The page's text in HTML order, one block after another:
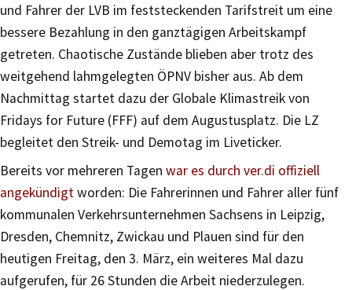
und Fahrer der LVB im feststeckenden Tarifstreit um eine
bessere Bezahlung in den ganztägigen Arbeitskampf
getreten. Chaotische Zustände blieben aber trotz des
weitgehend lahmgelegten ÖPNV bisher aus. Ab dem
Nachmittag startet dazu der Globale Klimastreik von
Fridays for Future (FFF) auf dem Augustusplatz. Die LZ
begleitet den Streik- und Demotag im Liveticker.
Bereits vor mehreren Tagen war es durch ver.di offiziell
angekündigtworden: Die Fahrerinnen und Fahrer aller fünf
kommunalen Verkehrsunternehmen Sachsens in Leipzig,
Dresden, Chemnitz, Zwickau und Plauen sind für den
heutigen Freitag, den 3. März, ein weiteres Mal dazu
aufgerufen, für 26 Stunden die Arbeit niederzulegen.